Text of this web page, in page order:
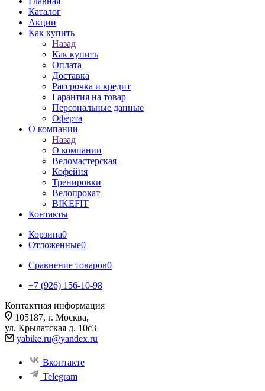
Каталог
Акции
Как купить
Назад
Как купить
Оплата
Доставка
Рассрочка и кредит
Гарантия на товар
Персональные данные
Оферта
О компании
Назад
О компании
Веломастерская
Кофейня
Тренировки
Велопрокат
BIKEFIT
Контакты
Корзина0
Отложенные0
Сравнение товаров0
+7 (926) 156-10-98
Контактная информация
105187, г. Москва,
ул. Крылатская д. 10с3
yabike.ru@yandex.ru
Вконтакте
Telegram